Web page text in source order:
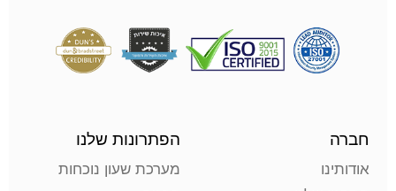
חברה
אודותינו
הפתרונות שלנו
מערכת שעון נוכחות